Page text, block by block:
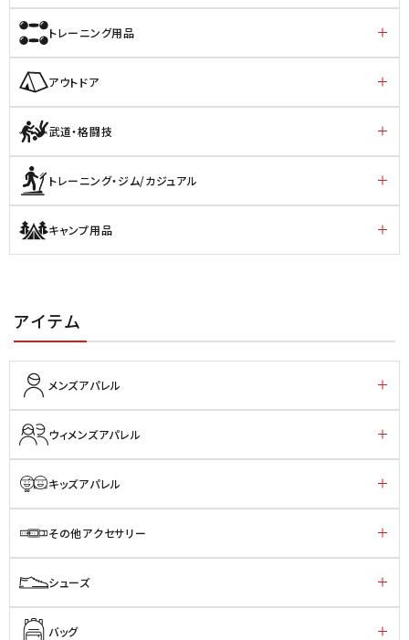
トレーニング用品
アウトドア
武道・格闘技
トレーニング・ジム/カジュアル
キャンプ用品
アイテム
メンズアパレル
ウィメンズアパレル
キッズアパレル
その他アクセサリー
シューズ
バッグ